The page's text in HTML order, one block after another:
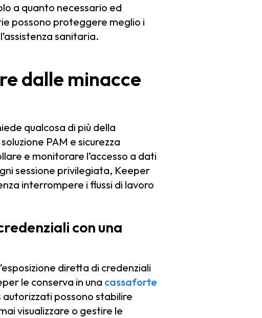
a quanto necessario ed
possono proteggere meglio i
sanitaria.
dalle minacce
qualcosa di più della
PAM e sicurezza
e monitorare l’accesso a dati
sessione privilegiata, Keeper
interrompere i flussi di lavoro
con una
diretta di credenziali
le conserva in una cassaforte
autorizzati possono stabilire
visualizzare o gestire le